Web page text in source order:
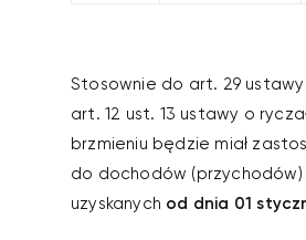
Stosownie do art. 29
art. 12 ust. 13 ustawy o
brzmieniu będzie miał
do dochodów (przychodów)
uzyskanych od dnia 01